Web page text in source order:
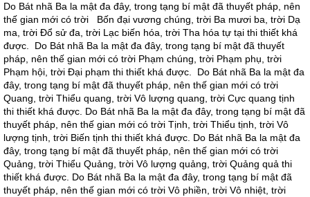
Do Bát nhã Ba la mật đa đây, trong tạng bí mật đã thuyết pháp, nên
thế gian mới có trời Bốn đại vương chúng, trời Ba mươi ba, trời Dạ
ma, trời Đổ sử đa, trời Lạc biến hóa, trời Tha hóa tự tại thi thiết khá
được. Do Bát nhã Ba la mật đa đây, trong tạng bí mật đã thuyết
pháp, nên thế gian mới có trời Phạm chúng, trời Phạm phụ, trời
Phạm hội, trời Đại phạm thi thiết khá được. Do Bát nhã Ba la mật đa
đây, trong tạng bí mật đã thuyết pháp, nên thế gian mới có trời
Quang, trời Thiểu quang, trời Vô lượng quang, trời Cực quang tịnh
thi thiết khá được. Do Bát nhã Ba la mật đa đây, trong tạng bí mật đã
thuyết pháp, nên thế gian mới có trời Tịnh, trời Thiểu tịnh, trời Vô
lượng tịnh, trời Biến tịnh thi thiết khá được. Do Bát nhã Ba la mật đa
đây, trong tạng bí mật đã thuyết pháp, nên thế gian mới có trời
Quảng, trời Thiểu Quảng, trời Vô lượng quảng, trời Quảng quả thi
thiết khá được. Do Bát nhã Ba la mật đa đây, trong tạng bí mật đã
thuyết pháp, nên thế gian mới có trời Vô phiền, trời Vô nhiệt, trời